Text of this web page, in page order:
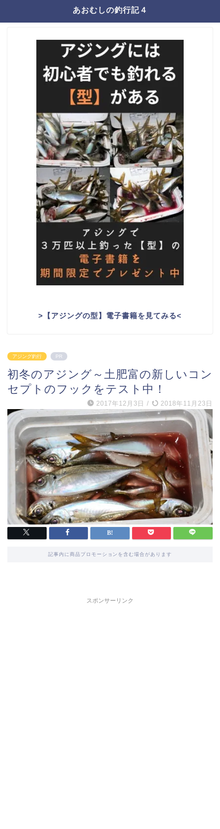
あおむしの釣行記４
> 【アジングの型】電子書籍を見てみる<
アジング釣行 PR
初冬のアジング～土肥富の新しいコン
セプトのフックをテスト中！
2017年12月3日 / 2018年11月23日
記事内に商品プロモーションを含む場合があります
スポンサーリンク